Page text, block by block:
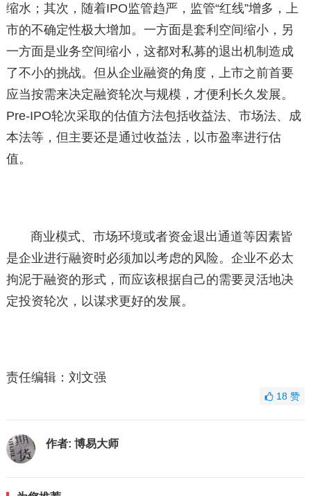
缩水；其次，随着IPO监管趋严，监管“红线”增多，上
市的不确定性极大增加。一方面是套利空间缩小，另
一方面是业务空间缩小，这都对私募的退出机制造成
了不小的挑战。但从企业融资的角度，上市之前首要
应当按需来决定融资轮次与规模，才便利长久发展。
Pre-IPO轮次采取的估值方法包括收益法、市场法、成
本法等，但主要还是通过收益法，以市盈率进行估
值。
商业模式、市场环境或者资金退出通道等因素皆
是企业进行融资时必须加以考虑的风险。企业不必太
拘泥于融资的形式，而应该根据自己的需要灵活地决
定投资轮次，以谋求更好的发展。
责任编辑：刘文强
18赞
作者: 博易大师